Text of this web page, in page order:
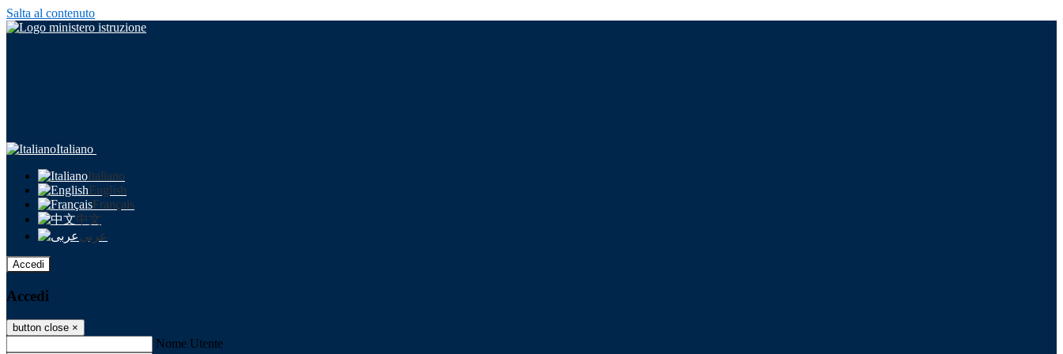
Salta al contenuto
Italiano
Italiano
English
Français
中文
عربى
Accedi
Accedi
button close ×
Nome Utente